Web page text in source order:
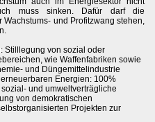
muss sinken. Dafür darf die
und Profitzwang stehen,
Stilllegung von sozial oder
wie Waffenfabriken sowie
und Düngemittelindustrie
Energien: 100%
und umweltverträgliche
von demokratischen
Projekten zur